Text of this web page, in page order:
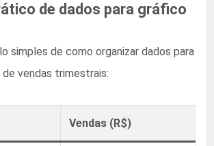
de dados para gráfico
simples de como organizar dados para
vendas trimestrais:
Vendas (R$)